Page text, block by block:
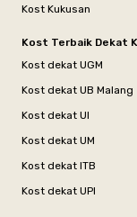
Kost Kukusan
Kost Terbaik Dekat
Kost dekat UGM
Kost dekat UB Malang
Kost dekat UI
Kost dekat UM
Kost dekat ITB
Kost dekat UPI